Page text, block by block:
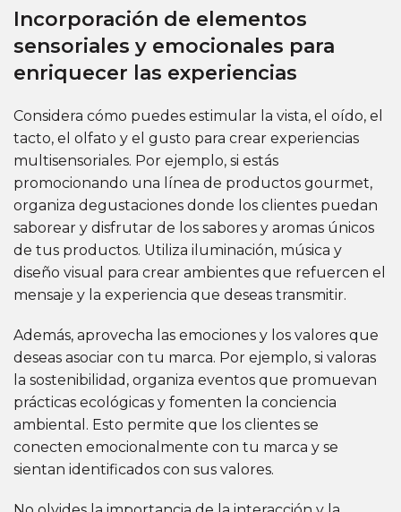
Incorporación de elementos
sensoriales y emocionales para
enriquecer las experiencias
Considera cómo puedes estimular la vista, el oído, el
tacto, el olfato y el gusto para crear experiencias
multisensoriales. Por ejemplo, si estás
promocionando una línea de productos gourmet,
organiza degustaciones donde los clientes puedan
saborear y disfrutar de los sabores y aromas únicos
de tus productos. Utiliza iluminación, música y
diseño visual para crear ambientes que refuercen el
mensaje y la experiencia que deseas transmitir.
Además, aprovecha las emociones y los valores que
deseas asociar con tu marca. Por ejemplo, si valoras
la sostenibilidad, organiza eventos que promuevan
prácticas ecológicas y fomenten la conciencia
ambiental. Esto permite que los clientes se
conecten emocionalmente con tu marca y se
sientan identificados con sus valores.